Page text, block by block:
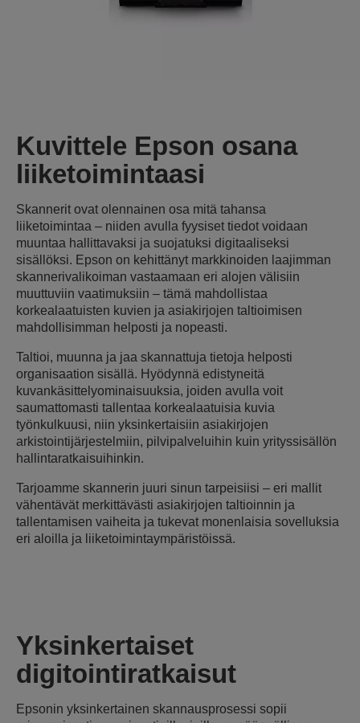
Kuvittele Epson osana
liiketoimintaasi
Skannerit ovat olennainen osa mitä tahansa
liiketoimintaa – niiden avulla fyysiset tiedot voidaan
muuntaa hallittavaksi ja suojatuksi digitaaliseksi
sisällöksi. Epson on kehittänyt markkinoiden laajimman
skannerivalikoiman vastaamaan eri alojen välisiin
muuttuviin vaatimuksiin – tämä mahdollistaa
korkealaatuisten kuvien ja asiakirjojen taltioimisen
mahdollisimman helposti ja nopeasti.
Taltioi, muunna ja jaa skannattuja tietoja helposti
organisaation sisällä. Hyödynnä edistyneitä
kuvankäsittelyominaisuuksia, joiden avulla voit
saumattomasti tallentaa korkealaatuisia kuvia
työnkulkuusi, niin yksinkertaisiin asiakirjojen
arkistointijärjestelmiin, pilvipalveluihin kuin yrityssisällön
hallintaratkaisuihinkin.
Tarjoamme skannerin juuri sinun tarpeisiisi – eri mallit
vähentävät merkittävästi asiakirjojen taltioinnin ja
tallentamisen vaiheita ja tukevat monenlaisia sovelluksia
eri aloilla ja liiketoimintaympäristöissä.
Yksinkertaiset
digitointiratkaisut
Epsonin yksinkertainen skannausprosessi sopii